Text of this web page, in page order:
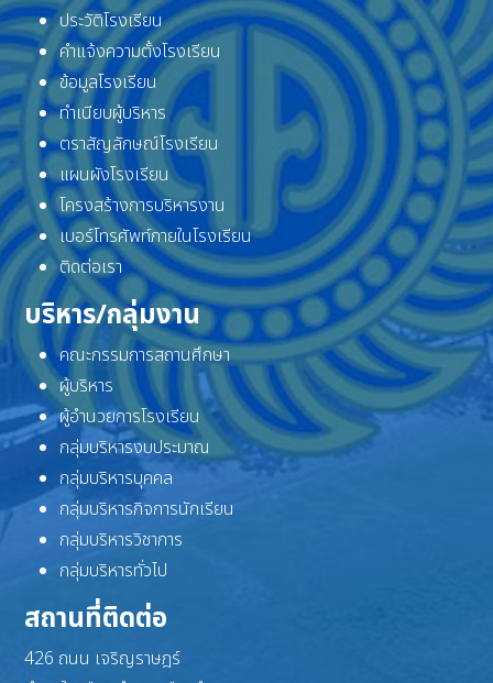
ประวัติโรงเรียน
คำแจ้งความตั้งโรงเรียน
ข้อมูลโรงเรียน
ทำเนียบผู้บริหาร
ตราสัญลักษณ์โรงเรียน
แผนผังโรงเรียน
โครงสร้างการบริหารงาน
เบอร์โทรศัพท์ภายในโรงเรียน
ติดต่อเรา
บริหาร/กลุ่มงาน
คณะกรรมการสถานศึกษา
ผู้บริหาร
ผู้อำนวยการโรงเรียน
กลุ่มบริหารงบประมาณ
กลุ่มบริหารบุคคล
กลุ่มบริหารกิจการนักเรียน
กลุ่มบริหารวิชาการ
กลุ่มบริหารทั่วไป
สถานที่ติดต่อ
426 ถนน เจริญราษฎร์